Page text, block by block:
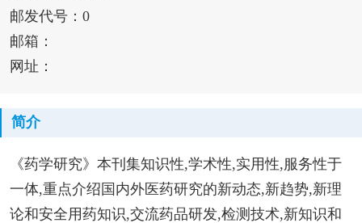
邮发代号：0
邮箱：
网址：
简介
《药学研究》本刊集知识性,学术性,实用性,服务性于
一体,重点介绍国内外医药研究的新动态,新趋势,新理
论和安全用药知识,交流药品研发,检测技术,新知识和